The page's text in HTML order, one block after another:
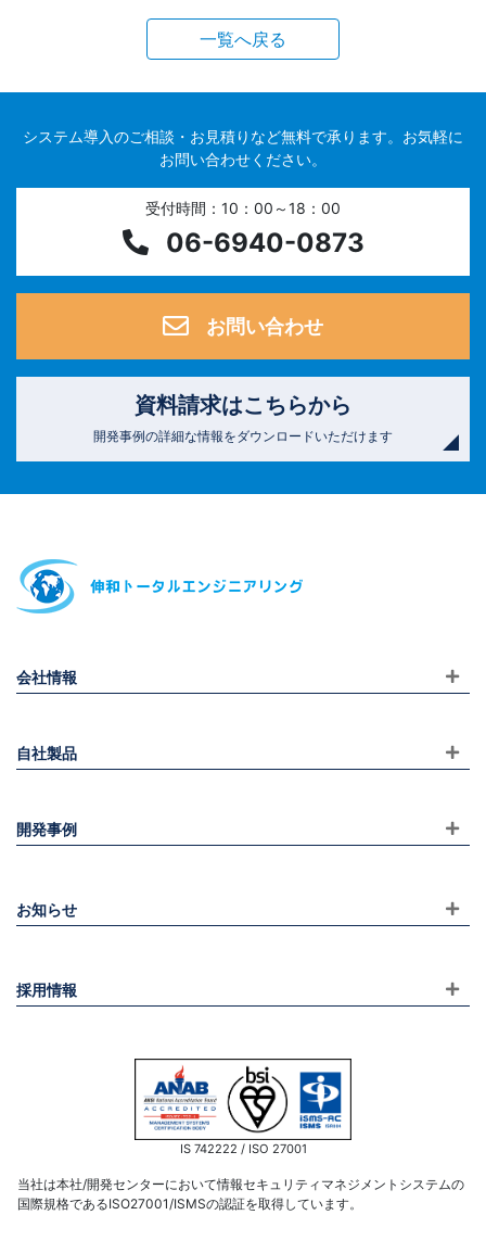
一覧へ戻る
システム導入のご相談・お見積りなど無料で承ります。お気軽に
お問い合わせください。
受付時間：10：00～18：00
06-6940-0873
お問い合わせ
資料請求はこちらから
開発事例の詳細な情報をダウンロードいただけます
会社情報
自社製品
開発事例
お知らせ
採用情報
IS 742222 / ISO 27001
当社は本社/開発センターにおいて情報セキュリティマネジメントシステムの
国際規格であるISO27001/ISMSの認証を取得しています。